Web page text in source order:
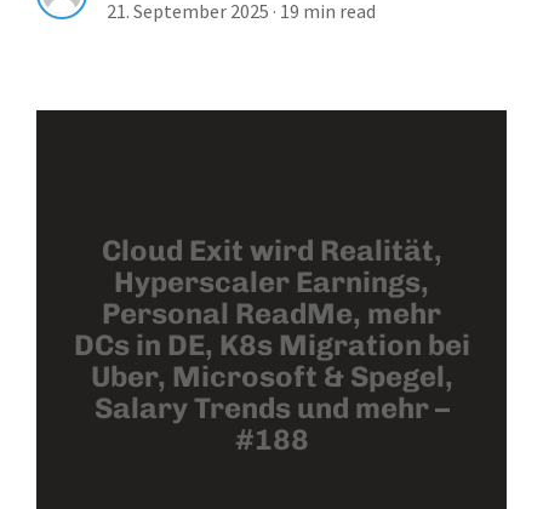
21. September 2025 · 19 min read
Cloud Exit wird Realität,
Hyperscaler Earnings,
Personal ReadMe, mehr
DCs in DE, K8s Migration bei
Uber, Microsoft & Spegel,
Salary Trends und mehr –
#188